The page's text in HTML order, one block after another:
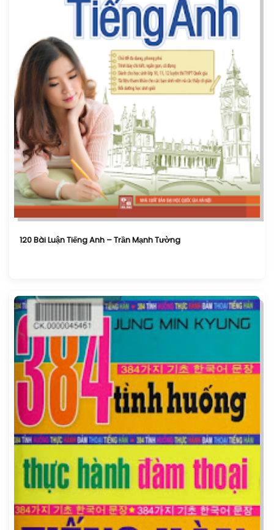
120 Bài Luận Tiếng Anh – Trần Mạnh Tường